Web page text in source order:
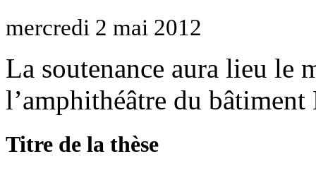
mercredi 2 mai 2012
La soutenance aura lieu le
l’amphithéâtre du
Titre de la thèse